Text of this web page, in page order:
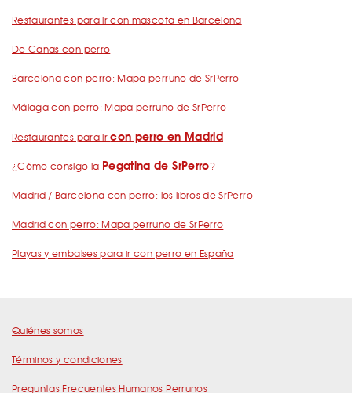
Restaurantes para ir con mascota en Barcelona
De Cañas con perro
Barcelona con perro: Mapa perruno de SrPerro
Málaga con perro: Mapa perruno de SrPerro
Restaurantes para ircon perro en Madrid
¿Cómo consigo la Pegatina de SrPerro?
Madrid / Barcelona con perro: los libros de SrPerro
Madrid con perro: Mapa perruno de SrPerro
Playas y embalses para ir con perro en España
Quiénes somos
Términos y condiciones
Preguntas Frecuentes Humanos Perrunos